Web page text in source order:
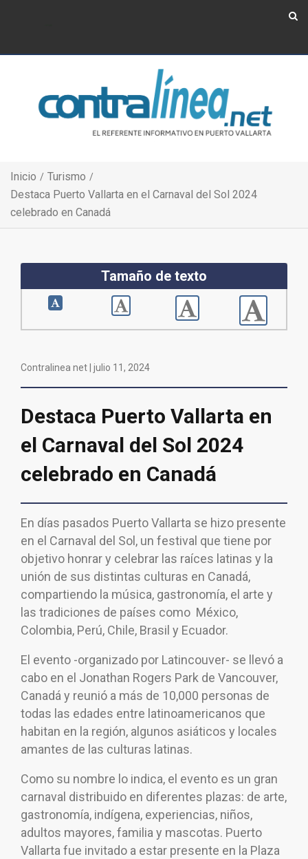
Inicio
Turismo
Destaca Puerto Vallarta en el Carnaval del Sol 2024
celebrado en Canadá
Tamaño de texto
Contralinea net | julio 11, 2024
Destaca Puerto Vallarta en
el Carnaval del Sol 2024
celebrado en Canadá
En días pasados Puerto Vallarta se hizo presente
en el Carnaval del Sol, un festival que tiene por
objetivo honrar y celebrar las raíces latinas y la
unión de sus distintas culturas en Canadá,
compartiendo la música, gastronomía, el arte y
las tradiciones de países como México,
Colombia, Perú, Chile, Brasil y Ecuador.
El evento -organizado por Latincouver- se llevó a
cabo en el Jonathan Rogers Park de Vancouver,
Canadá y reunió a más de 10,000 personas de
todas las edades entre latinoamericanos que
habitan en la región, algunos asiáticos y locales
amantes de las culturas latinas.
Como su nombre lo indica, el evento es un gran
carnaval distribuido en diferentes plazas: de arte,
gastronomía, indígena, experiencias, niños,
adultos mayores, familia y mascotas. Puerto
Vallarta fue invitado a estar presente en la Plaza